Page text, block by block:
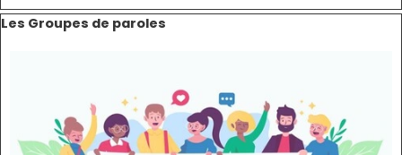
Sauter le bloc Les Groupes de paroles
Les Groupes de paroles